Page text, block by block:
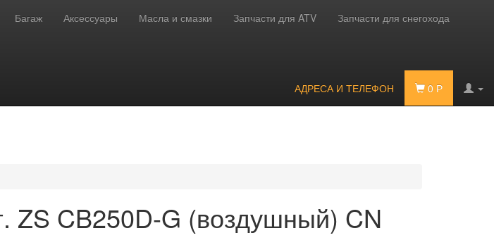
Багаж Аксессуары Масла и смазки Запчасти для ATV Запчасти для снегохода
АДРЕСА И ТЕЛЕФОН 0 Р
ZS CB250D-G (воздушный) CN